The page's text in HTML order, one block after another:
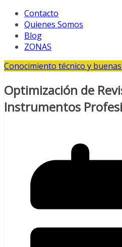
Contacto
Quienes Somos
Blog
ZONAS
Conocimiento técnico y
Optimización de
Instrumentos